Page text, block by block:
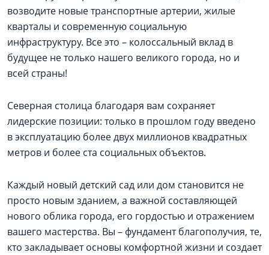
возводите новые транспортные артерии, жилые
кварталы и современную социальную
инфраструктуру. Все это – колоссальный вклад в
будущее не только нашего великого города, но и
всей страны!
Северная столица благодаря вам сохраняет
лидерские позиции: только в прошлом году введено
в эксплуатацию более двух миллионов квадратных
метров и более ста социальных объектов.
Каждый новый детский сад или дом становится не
просто новым зданием, а важной составляющей
нового облика города, его гордостью и отражением
вашего мастерства. Вы – фундамент благополучия, те,
кто закладывает основы комфортной жизни и создает